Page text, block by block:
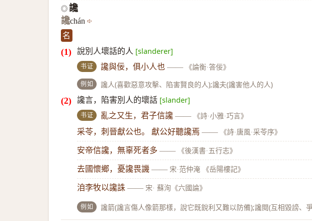
◎ 讒
讒chán
名
說別人壞話的人 [slanderer]
书证 讒與佞，俱小人也 —— 《論衡·答佞》
例如 讒人(喜歡惡意攻擊、陷害賢良的人);讒夫(讒害他人的人)
讒言，陷害別人的壞話 [slander]
书证 亂之又生，君子信讒 —— 《詩·小雅·巧言》
采苓，刺晉獻公也。 獻公好聽讒焉 —— 《詩·唐風·采苓序》
安帝信讒，無辜死者多 —— 《後漢書·五行志》
去國懷鄉，憂讒畏譏 —— 宋·范仲淹 《岳陽樓記》
洎李牧以讒誅 —— 宋· 蘇洵《六國論》
例如 讒箭(讒言傷人像箭那樣，說它既銳利又難以防備);讒閱(互相毀謗、